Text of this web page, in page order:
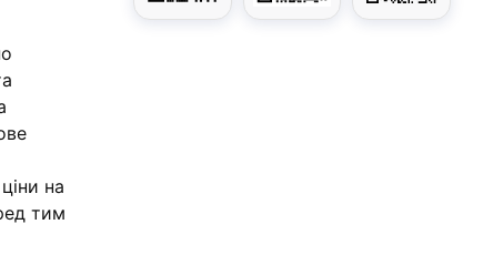
на
тим